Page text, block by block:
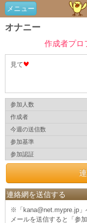
メニュー
オナニー
作成者プロ
見て
参加人数
作成者
今週の送信数
参加基準
参加認証
連絡網を送信する
※「kana@net.mypre.jp」
メールを送信すると「参